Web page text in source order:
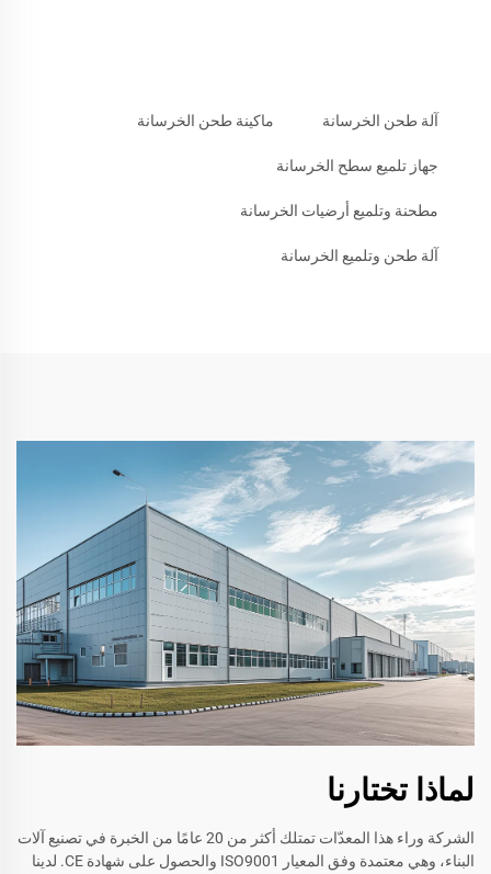
آلة طحن الخرسانة ماكينة طحن الخرسانة
جهاز تلميع سطح الخرسانة
مطحنة وتلميع أرضيات الخرسانة
آلة طحن وتلميع الخرسانة
لماذا تختارنا
الشركة وراء هذا المعدّات تمتلك أكثر من 20 عامًا من الخبرة في تصنيع آلات
البناء، وهي معتمدة وفق المعيار ISO9001 والحصول على شهادة CE. لدينا